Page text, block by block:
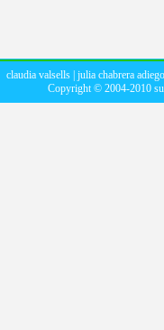
claudia valsells| julia chabrera adiego
Copyright © 2004-2010